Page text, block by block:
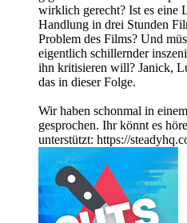
wirklich gerecht? Ist es eine
Handlung in drei Stunden
Problem des Films? Und
eigentlich schillernder
ihn kritisieren will? Janick,
das in dieser Folge.
Wir haben schonmal in
gesprochen. Ihr könnt es
unterstützt: https://